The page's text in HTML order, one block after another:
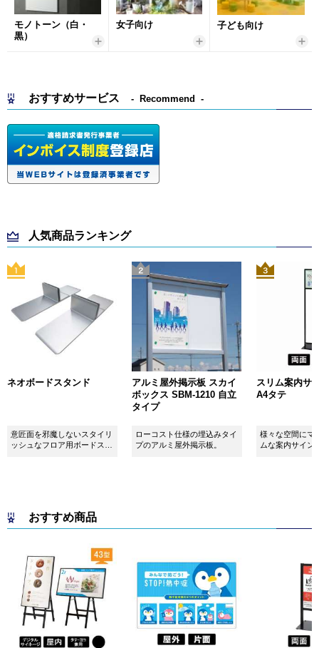
モノトーン（白・
黒）
女子向け 子ども向け
おすすめサービス Recommend
人気商品ランキング
ネオボードスタンド
意匠面を邪魔しないスタイリ
ッシュなフロア用ボードスタ
アルミ屋外掲示板 スカイ
ボックス SBM-1210 自立
タイプ
ローコスト仕様の埋込みタイ
プのアルミ屋外掲示板。
スリム案内サ
A4タテ
様々な空間にマ
ムな案内サイン
おすすめ商品